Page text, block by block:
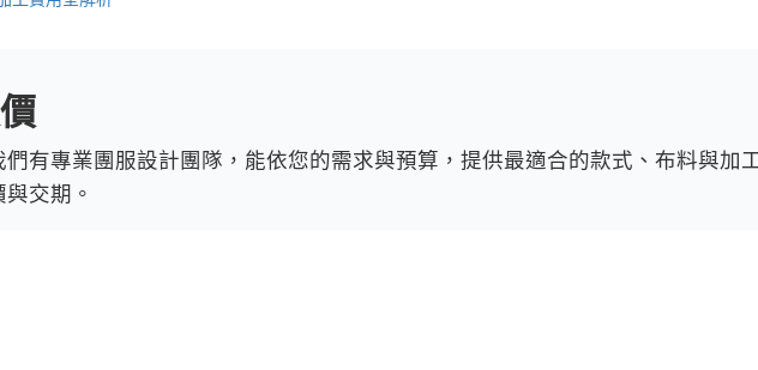
有專業團服設計團隊，能依您的需求與預算，提供最適合的款式、布料與加
交期。